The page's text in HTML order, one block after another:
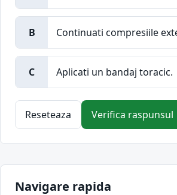
B Continuati compresiile
C Aplicati un bandaj toracic.
Reseteaza Verifica raspunsul
Navigare rapida